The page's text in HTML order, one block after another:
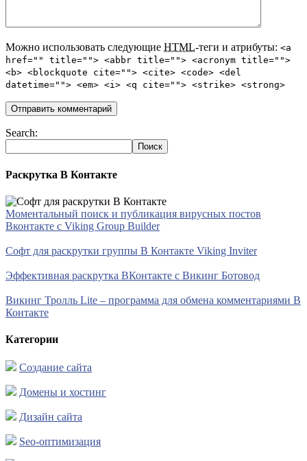
Можно использовать следующие HTML-теги и атрибуты: <a
href="" title=""> <abbr title=""> <acronym title="">
<b> <blockquote cite=""> <cite> <code> <del
datetime=""> <em> <i> <q cite=""> <strike> <strong>
Search:
Раскрутка В Контакте
Моментальный поиск и публикация вирусных постов
Вконтакте с Viking Group Builder
Софт для раскрутки группы В Контакте Viking Inviter
Эффективная раскрутка ВКонтакте с Викинг Ботовод
Викинг Тролль Lite – программа для обмена комментариями В
Контакте
Категории
Создание сайта
Домены и хостинг
Дизайн сайта
Seo-оптимизация